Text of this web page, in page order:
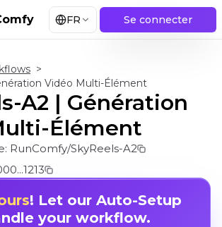
FR Se connecter
>
Vidéo Multi-Élément
A2 | Génération
Élément
RunComfy/SkyReels-A2
! Let our Auto-Setup
your workflow.